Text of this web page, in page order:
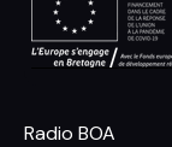
Radio BOA